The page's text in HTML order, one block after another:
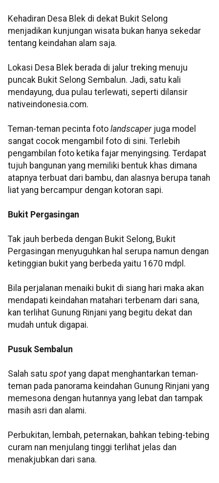
Kehadiran Desa Blek di dekat Bukit Selong
menjadikan kunjungan wisata bukan hanya sekedar
tentang keindahan alam saja.
Lokasi Desa Blek berada di jalur treking menuju
puncak Bukit Selong Sembalun. Jadi, satu kali
mendayung, dua pulau terlewati, seperti dilansir
nativeindonesia.com.
Teman-teman pecinta foto landscaperjuga model
sangat cocok mengambil foto di sini. Terlebih
pengambilan foto ketika fajar menyingsing. Terdapat
tujuh bangunan yang memiliki bentuk khas dimana
atapnya terbuat dari bambu, dan alasnya berupa tanah
liat yang bercampur dengan kotoran sapi.
Bukit Pergasingan
Tak jauh berbeda dengan Bukit Selong, Bukit
Pergasingan menyuguhkan hal serupa namun dengan
ketinggian bukit yang berbeda yaitu 1670 mdpl.
Bila perjalanan menaiki bukit di siang hari maka akan
mendapati keindahan matahari terbenam dari sana,
kan terlihat Gunung Rinjani yang begitu dekat dan
mudah untuk digapai.
Pusuk Sembalun
Salah satu spot yang dapat menghantarkan teman-
teman pada panorama keindahan Gunung Rinjani yang
memesona dengan hutannya yang lebat dan tampak
masih asri dan alami.
Perbukitan, lembah, peternakan, bahkan tebing-tebing
curam nan menjulang tinggi terlihat jelas dan
menakjubkan dari sana.